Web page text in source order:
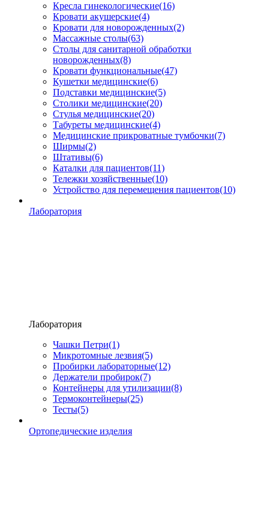
Кресла гинекологические(16)
Кровати акушерские(4)
Кровати для новорожденных(2)
Массажные столы(63)
Столы для санитарной обработки
новорожденных(8)
Кровати функциональные(47)
Кушетки медицинские(6)
Подставки медицинские(5)
Столики медицинские(20)
Стулья медицинские(20)
Табуреты медицинские(4)
Медицинские прикроватные тумбочки(7)
Ширмы(2)
Штативы(6)
Каталки для пациентов(11)
Тележки хозяйственные(10)
Устройство для перемещения пациентов(10)
Лаборатория
Лаборатория
Чашки Петри(1)
Микротомные лезвия(5)
Пробирки лабораторные(12)
Держатели пробирок(7)
Контейнеры для утилизации(8)
Термоконтейнеры(25)
Тесты(5)
Ортопедические изделия